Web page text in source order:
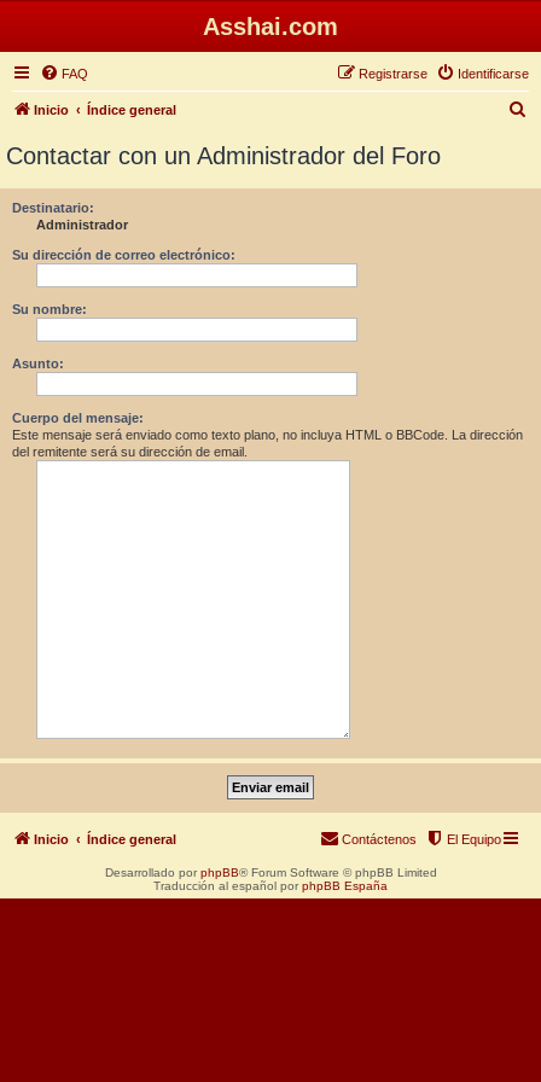
Asshai.com
FAQ Identificarse
Registrarse
Inicio Índice general
Contactar con un Administrador del Foro
Destinatario:
Administrador
Su dirección de correo electrónico:
Su nombre:
Asunto:
Cuerpo del mensaje:
Este mensaje será enviado como texto plano, no incluya HTML o BBCode. La dirección
del remitente será su dirección de email.
Inicio Índice general El Equipo
Contáctenos
Desarrollado por phpBB® Forum Software © phpBB Limited
Traducción al español por phpBB España